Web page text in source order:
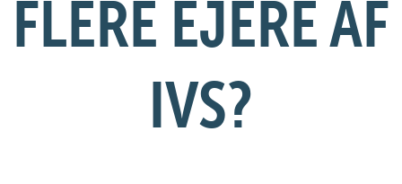
FLERE EJERE AF
IVS?